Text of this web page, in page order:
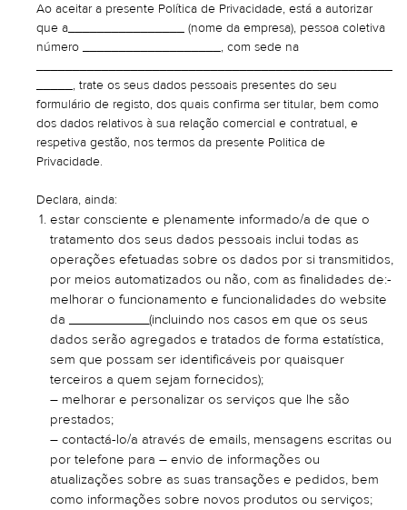
Ao aceitar a presente Política de Privacidade, está a autorizar
que a________________ (nome da empresa), pessoa coletiva
número ___________________, com sede na
_________________________________________________
_____, trate os seus dados pessoais presentes do seu
formulário de registo, dos quais confirma ser titular, bem como
dos dados relativos à sua relação comercial e contratual, e
respetiva gestão, nos termos da presente Politica de
Privacidade.
Declara, ainda:
estar consciente e plenamente informado/a de que o
tratamento dos seus dados pessoais inclui todas as
operações efetuadas sobre os dados por si transmitidos,
por meios automatizados ou não, com as finalidades de:-
melhorar o funcionamento e funcionalidades do website
da ___________(incluindo nos casos em que os seus
dados serão agregados e tratados de forma estatística,
sem que possam ser identificáveis por quaisquer
terceiros a quem sejam fornecidos);
– melhorar e personalizar os serviços que lhe são
prestados;
– contactá-lo/a através de emails, mensagens escritas ou
por telefone para – envio de informações ou
atualizações sobre as suas transações e pedidos, bem
como informações sobre novos produtos ou serviços;